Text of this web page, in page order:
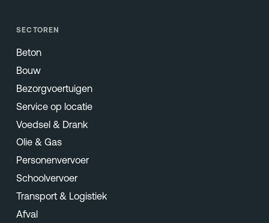
SECTOREN
Beton
Bouw
Bezorgvoertuigen
Service op locatie
Voedsel & Drank
Olie & Gas
Personenvervoer
Schoolvervoer
Transport & Logistiek
Afval